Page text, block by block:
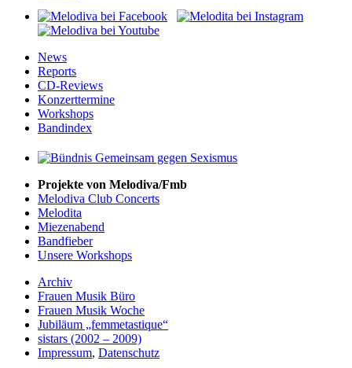
News
Reports
CD-Reviews
Konzerttermine
Workshops
Bandindex
Projekte von Melodiva/Fmb
Melodiva Club Concerts
Melodita
Miezenabend
Bandfieber
Unsere Workshops
Archiv
Frauen Musik Büro
Frauen Musik Woche
Jubiläum „femmetastique“
sistars (2002 – 2009)
Impressum, Datenschutz